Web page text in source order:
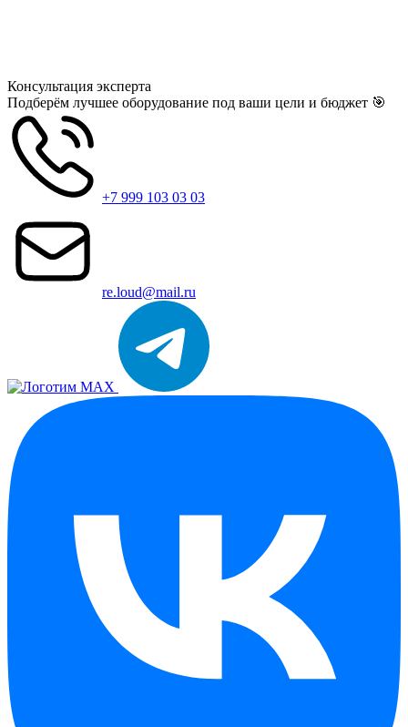
Консультация эксперта
Подберём лучшее оборудование под ваши цели и бюджет 🎯
+7 999 103 03 03
re.loud@mail.ru